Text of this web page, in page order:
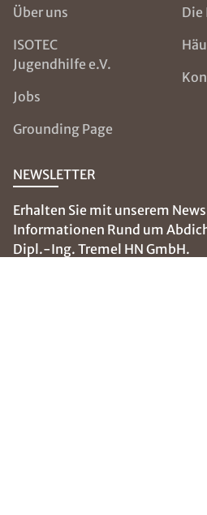
Datenschutzhinweis
Über uns
ISOTEC
Jugendhilfe e.V.
Jobs
Grounding Page
Die
NEWSLETTER
Erhalten Sie mit unserem
Informationen Rund um
Dipl.-Ing. Tremel HN GmbH.